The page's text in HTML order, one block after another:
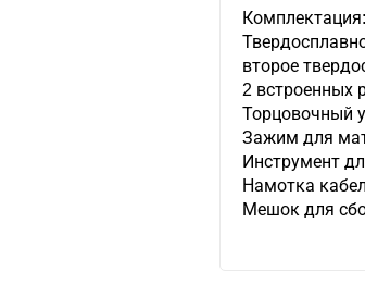
Комплектация:
второе
2 встроенных
Торцовочный
Зажим для
Инструмент
Намотка
Мешок для